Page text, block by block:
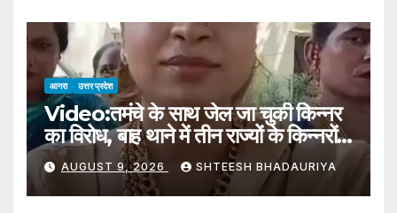
Warning In These Districts
On Monday
आगरा उत्तर प्रदेश
Video:तमंचे के साथ जेल जा चुकी किन्नर
का विरोध, बाह थाने में तीन राज्यों के किन्नरों
का जमघट – Protest By
Transgender Person
Previously Jailed With
AUGUST 9, 2026 SHTEESH BHADAURIYA